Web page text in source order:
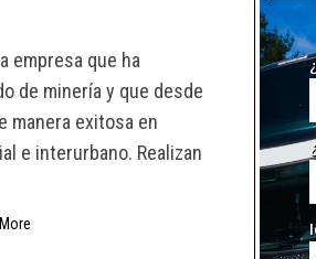
empresa que ha
de minería y que desde
manera exitosa en
e interurbano. Realizan